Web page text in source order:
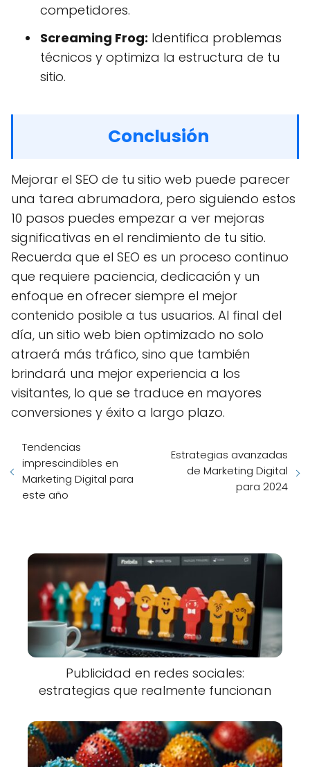
competidores.
Screaming Frog: Identifica problemas
técnicos y optimiza la estructura de tu
sitio.
Conclusión
Mejorar el SEO de tu sitio web puede parecer
una tarea abrumadora, pero siguiendo estos
10 pasos puedes empezar a ver mejoras
significativas en el rendimiento de tu sitio.
Recuerda que el SEO es un proceso continuo
que requiere paciencia, dedicación y un
enfoque en ofrecer siempre el mejor
contenido posible a tus usuarios. Al final del
día, un sitio web bien optimizado no solo
atraerá más tráfico, sino que también
brindará una mejor experiencia a los
visitantes, lo que se traduce en mayores
conversiones y éxito a largo plazo.
Tendencias
imprescindibles en
Marketing Digital para
este año
Estrategias avanzadas
de Marketing Digital
para 2024
Publicidad en redes sociales:
estrategias que realmente funcionan